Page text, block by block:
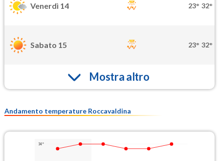
Venerdì 14 23° 32°
Sabato 15 23° 32°
Mostra altro
Andamento temperature Roccavaldina
34°